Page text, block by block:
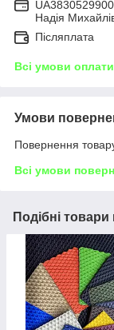
Надія
Післяплата
Всі умови оплати
Умови
Повернення
Всі умови
Подібні товари